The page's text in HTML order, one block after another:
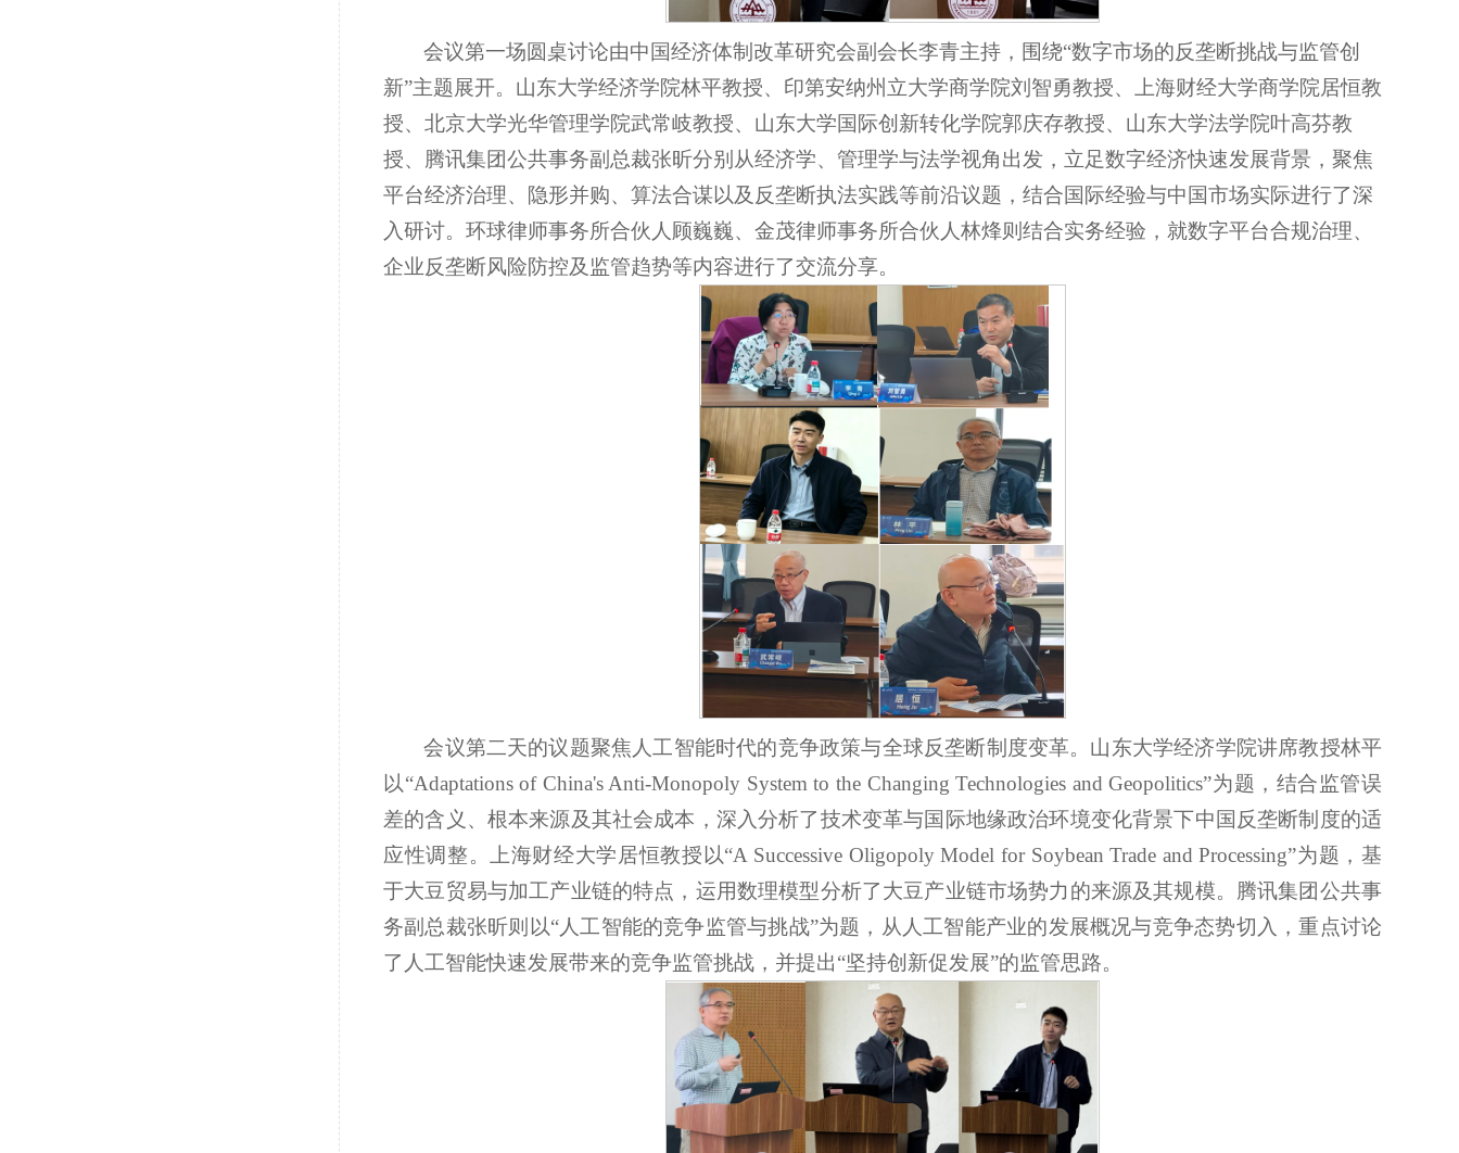
会议第一场圆桌讨论由中国经济体制改革研究会副会长李青主持，围绕“数字市场的反垄断挑战与监管创
新”主题展开。山东大学经济学院林平教授、印第安纳州立大学商学院刘智勇教授、上海财经大学商学院居恒教
授、北京大学光华管理学院武常岐教授、山东大学国际创新转化学院郭庆存教授、山东大学法学院叶高芬教
授、腾讯集团公共事务副总裁张昕分别从经济学、管理学与法学视角出发，立足数字经济快速发展背景，聚焦
平台经济治理、隐形并购、算法合谋以及反垄断执法实践等前沿议题，结合国际经验与中国市场实际进行了深
入研讨。环球律师事务所合伙人顾巍巍、金茂律师事务所合伙人林烽则结合实务经验，就数字平台合规治理、
企业反垄断风险防控及监管趋势等内容进行了交流分享。
会议第二天的议题聚焦人工智能时代的竞争政策与全球反垄断制度变革。山东大学经济学院讲席教授林平
以“Adaptations of China's Anti-Monopoly System to the Changing Technologies and Geopolitics”为题，结合监管误
差的含义、根本来源及其社会成本，深入分析了技术变革与国际地缘政治环境变化背景下中国反垄断制度的适
应性调整。上海财经大学居恒教授以“A Successive Oligopoly Model for Soybean Trade and Processing”为题，基
于大豆贸易与加工产业链的特点，运用数理模型分析了大豆产业链市场势力的来源及其规模。腾讯集团公共事
务副总裁张昕则以“人工智能的竞争监管与挑战”为题，从人工智能产业的发展概况与竞争态势切入，重点讨论
了人工智能快速发展带来的竞争监管挑战，并提出“坚持创新促发展”的监管思路。